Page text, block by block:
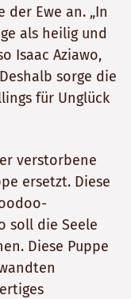
der Ewe an. „In
als heilig und
Isaac Aziawo,
sorge die
für Unglück
verstorbene
ersetzt. Diese
soll die Seele
Diese Puppe